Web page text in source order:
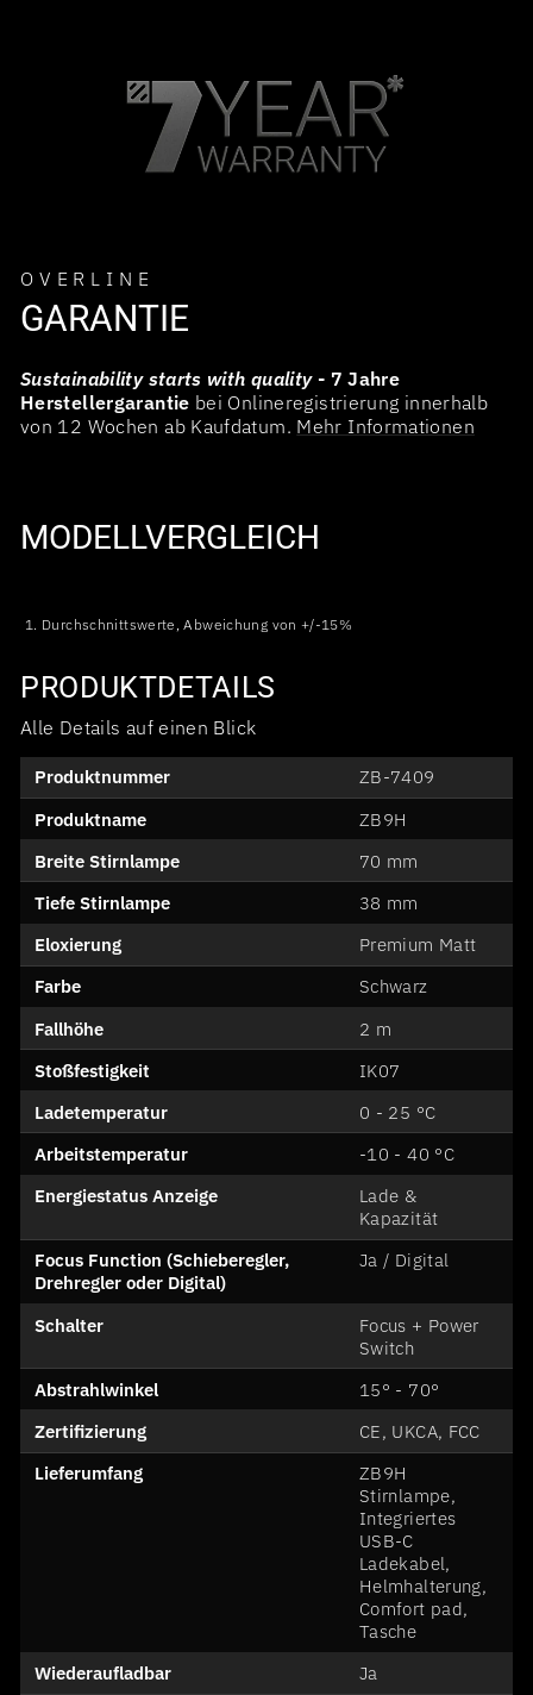
OVERLINE
GARANTIE
Sustainability starts with quality - 7 Jahre
Herstellergarantie bei Onlineregistrierung innerhalb
von 12 Wochen ab Kaufdatum. Mehr Informationen
MODELLVERGLEICH
1. Durchschnittswerte, Abweichung von +/-15%
PRODUKTDETAILS
Alle Details auf einen Blick
Produktnummer
ZB-7409
Produktname
ZB9H
Breite Stirnlampe
70 mm
Tiefe Stirnlampe
38 mm
Eloxierung
Premium Matt
Farbe
Schwarz
Fallhöhe
2 m
Stoßfestigkeit
IK07
Ladetemperatur
0 - 25 °C
Arbeitstemperatur
-10 - 40 °C
Energiestatus Anzeige
Lade &
Kapazität
Focus Function (Schieberegler,
Drehregler oder Digital)
Ja / Digital
Schalter
Focus + Power
Switch
Abstrahlwinkel
15° - 70°
Zertifizierung
CE, UKCA, FCC
Lieferumfang
ZB9H
Stirnlampe,
Integriertes
USB-C
Ladekabel,
Helmhalterung,
Comfort pad,
Tasche
Wiederaufladbar
Ja